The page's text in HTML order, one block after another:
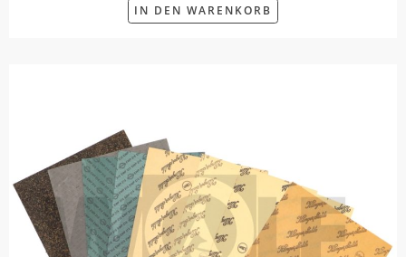
IN DEN WARENKORB